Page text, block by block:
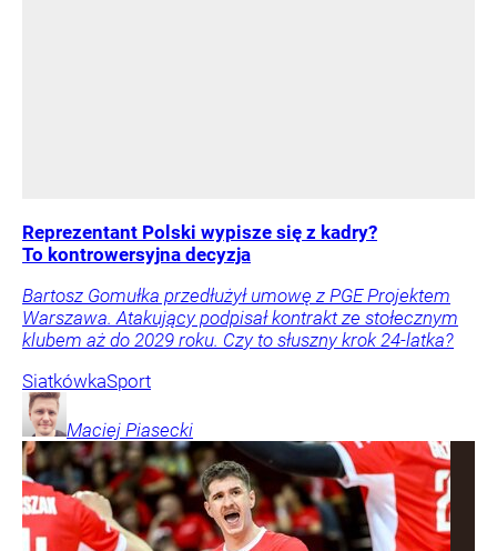
Reprezentant Polski wypisze się z kadry?
To kontrowersyjna decyzja
Bartosz Gomułka przedłużył umowę z PGE Projektem
Warszawa. Atakujący podpisał kontrakt ze stołecznym
klubem aż do 2029 roku. Czy to słuszny krok 24-latka?
SiatkówkaSport
Maciej Piasecki